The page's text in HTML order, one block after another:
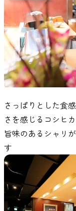
さっぱりとした食
さを感じるコシヒ
旨味のあるシャリ
す